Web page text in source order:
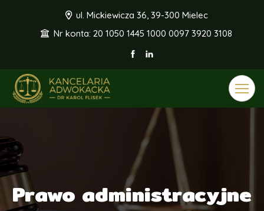
ul. Mickiewicza 36, 39-300 Mielec
Nr konta: 20 1050 1445 1000 0097 3920 3108
Toggle
Prawo administracyjne